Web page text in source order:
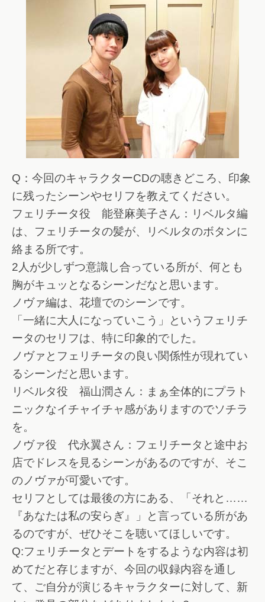
Q：今回のキャラクターCDの聴きどころ、印象
に残ったシーンやセリフを教えてください。
フェリチータ役 能登麻美子さん：リベルタ編
は、フェリチータの髪が、リベルタのボタンに
絡まる所です。
2人が少しずつ意識し合っている所が、何とも
胸がキュッとなるシーンだなと思います。
ノヴァ編は、花壇でのシーンです。
「一緒に大人になっていこう」というフェリチ
ータのセリフは、特に印象的でした。
ノヴァとフェリチータの良い関係性が現れてい
るシーンだと思います。
リベルタ役 福山潤さん：まぁ全体的にプラト
ニックなイチャイチャ感がありますのでソチラ
を。
ノヴァ役 代永翼さん：フェリチータと途中お
店でドレスを見るシーンがあるのですが、そこ
のノヴァが可愛いです。
セリフとしては最後の方にある、「それと……
『あなたは私の安らぎ』」と言っている所があ
るのですが、ぜひそこを聴いてほしいです。
Q:フェリチータとデートをするような内容は初
めてだと存じますが、今回の収録内容を通し
て、ご自分が演じるキャラクターに対して、新